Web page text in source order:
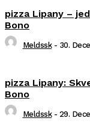
pizza Lipany –
Bono
Meldssk - 30.
pizza Lipany:
Bono
Meldssk - 29.